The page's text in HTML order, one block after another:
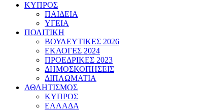
ΚΥΠΡΟΣ
ΠΑΙΔΕΙΑ
ΥΓΕΙΑ
ΠΟΛΙΤΙΚΗ
ΒΟΥΛΕΥΤΙΚΕΣ 2026
ΕΚΛΟΓΕΣ 2024
ΠΡΟΕΔΡΙΚΕΣ 2023
ΔΗΜΟΣΚΟΠΗΣΕΙΣ
ΔΙΠΛΩΜΑΤΙΑ
ΑΘΛΗΤΙΣΜΟΣ
ΚΥΠΡΟΣ
ΕΛΛΑΔΑ